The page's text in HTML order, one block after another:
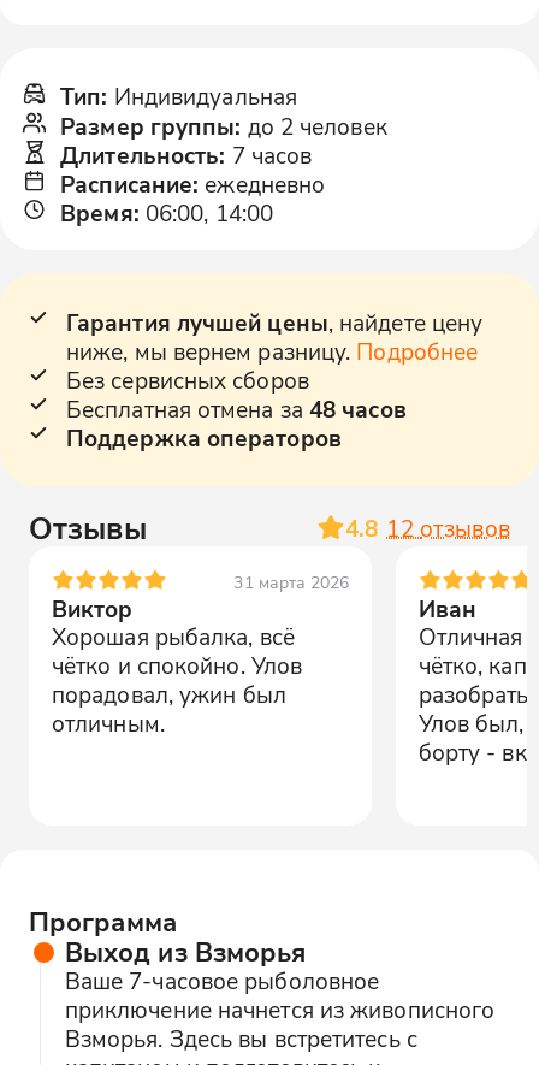
Тип: Индивидуальная
Размер группы: до 2 человек
Длительность: 7 часов
Расписание: ежедневно
Время: 06:00, 14:00
Гарантия лучшей цены, найдете цену
ниже, мы вернем разницу. Подробнее
Без сервисных сборов
Бесплатная отмена за 48 часов
Поддержка операторов
Отзывы 4.8 12 отзывов
31 марта 2026
Виктор
Хорошая рыбалка, всё
чётко и спокойно. Улов
порадовал, ужин был
отличным.
Иван
Отличная
чётко,
Улов был,
борту -
Программа
Выход из Взморья
Ваше 7-часовое рыболовное
приключение начнется из живописного
Взморья. Здесь вы встретитесь с